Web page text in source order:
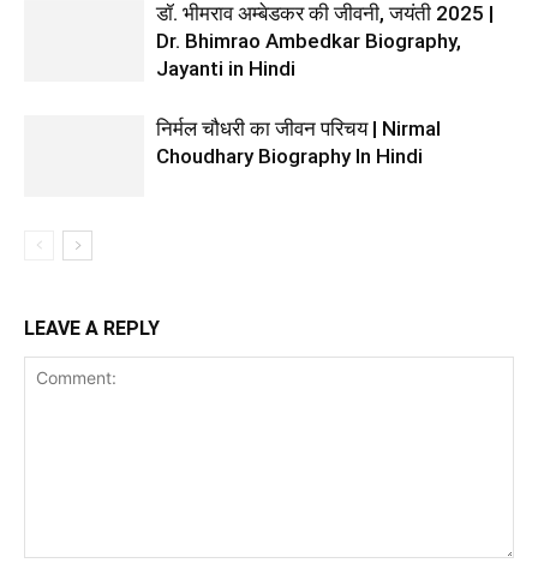
डॉ. भीमराव अम्बेडकर की जीवनी, जयंती 2025 |
Dr. Bhimrao Ambedkar Biography,
Jayanti in Hindi
निर्मल चौधरी का जीवन परिचय | Nirmal
Choudhary Biography In Hindi
LEAVE A REPLY